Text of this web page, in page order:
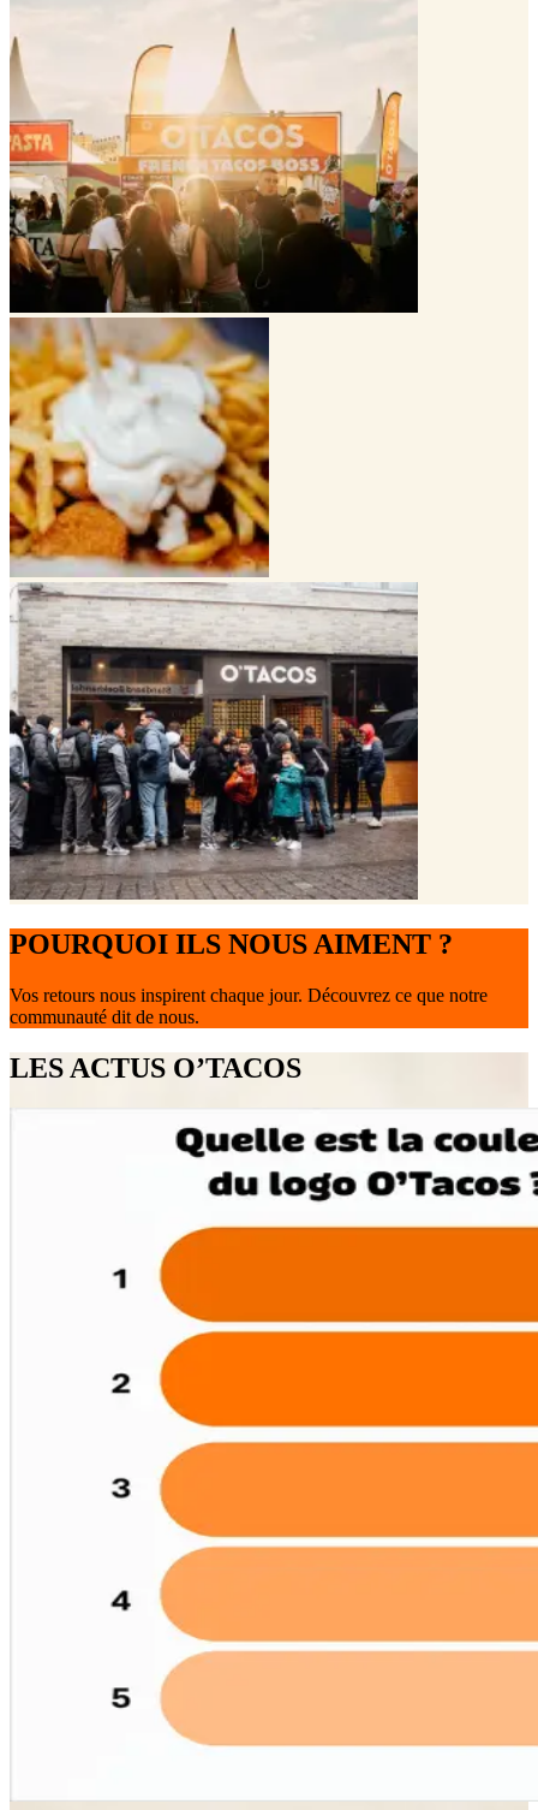
POURQUOI ILS NOUS AIMENT ?
Vos retours nous inspirent chaque jour. Découvrez ce que notre
communauté dit de nous.
LES ACTUS O’TACOS